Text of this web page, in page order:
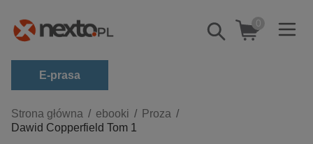
Pokaż/schowaj
wyszukiwarkę
0
E-prasa
Kategorie
Zobacz wszystkie E-prasa
Strona główna ebooki
Proza
Dawid Copperfield Tom 1